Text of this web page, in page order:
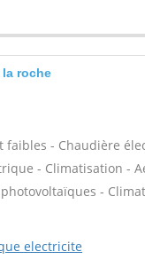
roche
faibles - Chaudière
- Climatisation -
-
electricite